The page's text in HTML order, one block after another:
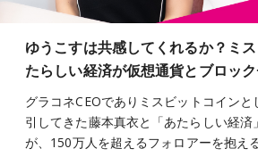
ゆうこすは共感してくれるか？ミ
たらしい経済が仮想通貨とブロッ
グラコネCEOでありミスビットコイン
引してきた藤本真衣と「あたらしい経済
が、150万人を超えるフォロアーを抱え